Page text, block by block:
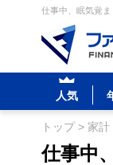
仕事中、眠気覚
人気
トップ> 家計
仕事中